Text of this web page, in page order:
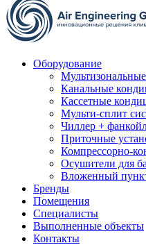
Оборудование
Канальные
Кассетные
Мульти-сплит
Чиллер +
Приточные
Компрессорно-
Осушители для
Вложенный
Бренды
Помещения
Специалисты
Выполненные объекты
Контакты